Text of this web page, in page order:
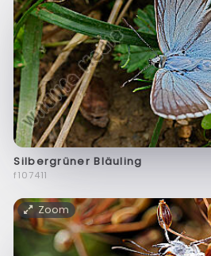
Silbergrüner Bläuling
f107411
Zoom